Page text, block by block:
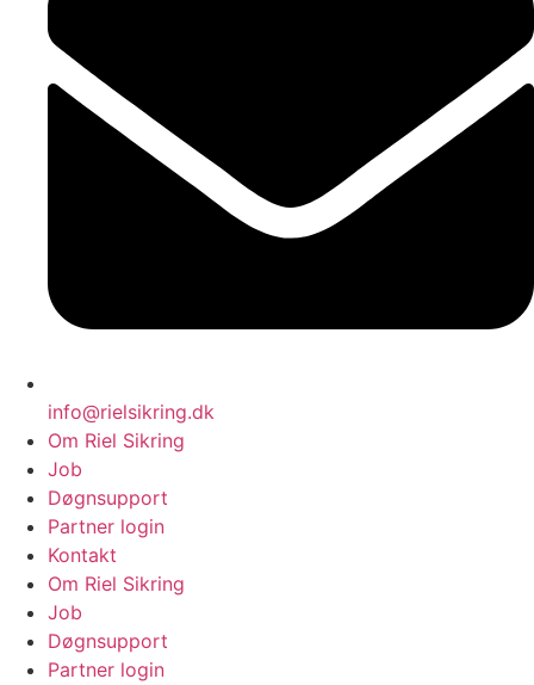
info@rielsikring.dk
Om Riel Sikring
Job
Døgnsupport
Partner login
Kontakt
Om Riel Sikring
Job
Døgnsupport
Partner login